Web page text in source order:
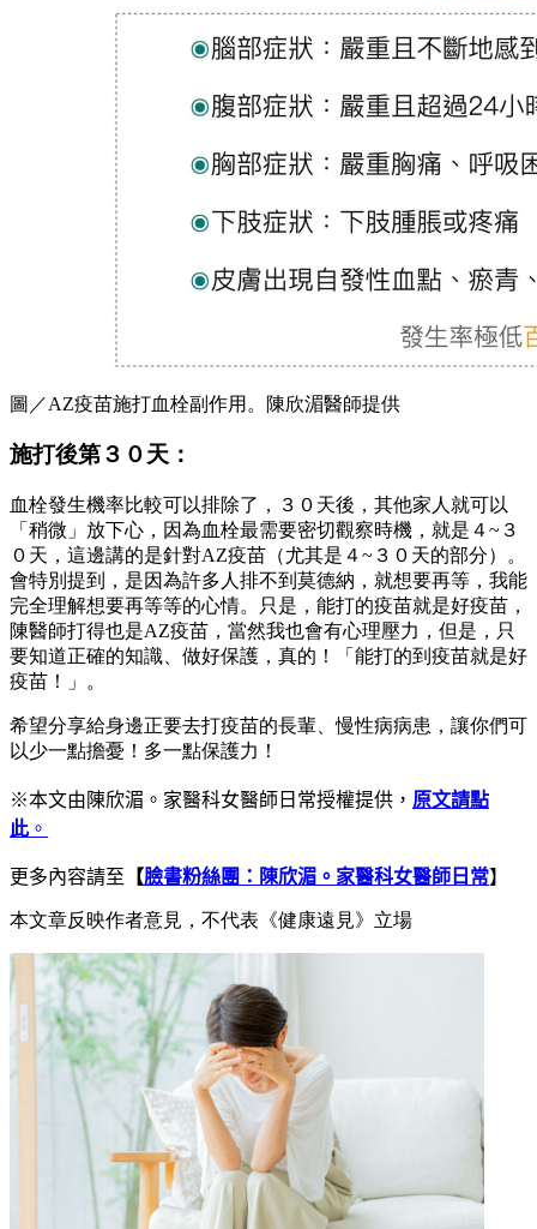
圖／AZ疫苗施打血栓副作用。陳欣湄醫師提供
施打後第３０天：
血栓發生機率比較可以排除了，３０天後，其他家人就可以
「稍微」放下心，因為血栓最需要密切觀察時機，就是４~３
０天，這邊講的是針對AZ疫苗（尤其是４~３０天的部分）。
會特別提到，是因為許多人排不到莫德納，就想要再等，我能
完全理解想要再等等的心情。只是，能打的疫苗就是好疫苗，
陳醫師打得也是AZ疫苗，當然我也會有心理壓力，但是，只
要知道正確的知識、做好保護，真的！「能打的到疫苗就是好
疫苗！」。
希望分享給身邊正要去打疫苗的長輩、慢性病病患，讓你們可
以少一點擔憂！多一點保護力！
※本文由 陳欣湄。家醫科女醫師日常授權提供， 原文請點
此。
更多內容請至 【臉書粉絲團：陳欣湄。家醫科女醫師日常】
本文章反映作者意見，不代表《健康遠見》立場